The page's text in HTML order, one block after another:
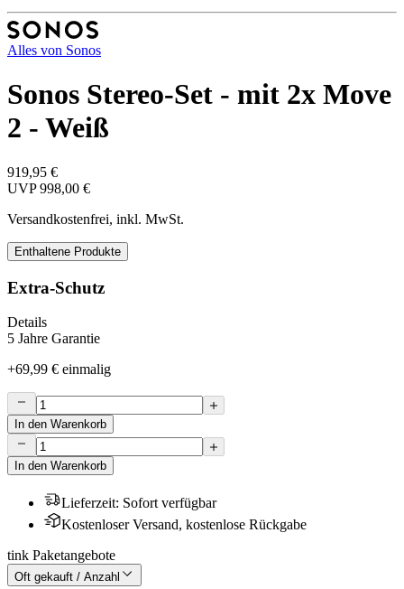
Alles von Sonos
Sonos Stereo-Set - mit 2x Move
2 - Weiß
919,95 €
UVP 998,00 €
Versandkostenfrei, inkl. MwSt.
Enthaltene Produkte
Extra-Schutz
Details
5 Jahre Garantie
+69,99 € einmalig
In den Warenkorb
In den Warenkorb
Lieferzeit: Sofort verfügbar
Kostenloser Versand, kostenlose Rückgabe
tink Paketangebote
Oft gekauft / Anzahl